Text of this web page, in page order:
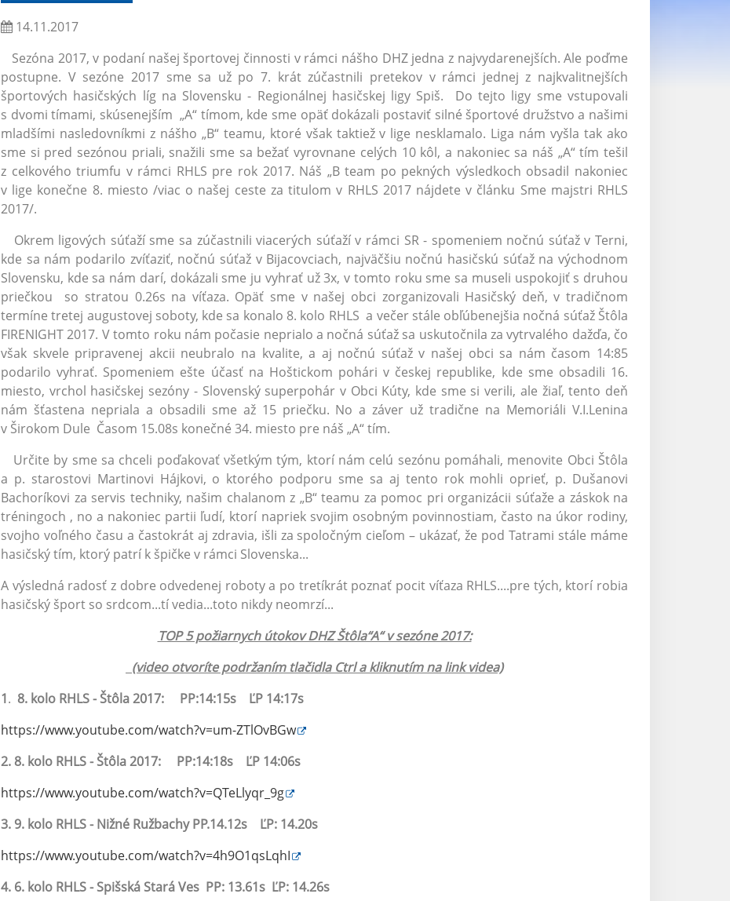
14.11.2017
Sezóna 2017, v podaní našej športovej činnosti v rámci nášho DHZ jedna z najvydarenejších. Ale poďme
postupne. V sezóne 2017 sme sa už po 7. krát zúčastnili pretekov v rámci jednej z najkvalitnejších
športových hasičských líg na Slovensku - Regionálnej hasičskej ligy Spiš. Do tejto ligy sme vstupovali
s dvomi tímami, skúsenejším „A“ tímom, kde sme opäť dokázali postaviť silné športové družstvo a našimi
mladšími nasledovníkmi z nášho „B“ teamu, ktoré však taktiež v lige nesklamalo. Liga nám vyšla tak ako
sme si pred sezónou priali, snažili sme sa bežať vyrovnane celých 10 kôl, a nakoniec sa náš „A“ tím tešil
z celkového triumfu v rámci RHLS pre rok 2017. Náš „B team po pekných výsledkoch obsadil nakoniec
v lige konečne 8. miesto /viac o našej ceste za titulom v RHLS 2017 nájdete v článku Sme majstri RHLS
2017/.
Okrem ligových súťaží sme sa zúčastnili viacerých súťaží v rámci SR - spomeniem nočnú súťaž v Terni,
kde sa nám podarilo zvíťaziť, nočnú súťaž v Bijacovciach, najväčšiu nočnú hasičskú súťaž na východnom
Slovensku, kde sa nám darí, dokázali sme ju vyhrať už 3x, v tomto roku sme sa museli uspokojiť s druhou
priečkou so stratou 0.26s na víťaza. Opäť sme v našej obci zorganizovali Hasičský deň, v tradičnom
termíne tretej augustovej soboty, kde sa konalo 8. kolo RHLS a večer stále obľúbenejšia nočná súťaž Štôla
FIRENIGHT 2017. V tomto roku nám počasie neprialo a nočná súťaž sa uskutočnila za vytrvalého dažďa, čo
však skvele pripravenej akcii neubralo na kvalite, a aj nočnú súťaž v našej obci sa nám časom 14:85
podarilo vyhrať. Spomeniem ešte účasť na Hoštickom pohári v českej republike, kde sme obsadili 16.
miesto, vrchol hasičskej sezóny - Slovenský superpohár v Obci Kúty, kde sme si verili, ale žiaľ, tento deň
nám šťastena nepriala a obsadili sme až 15 priečku. No a záver už tradične na Memoriáli V.I.Lenina
v Širokom Dule Časom 15.08s konečné 34. miesto pre náš „A“ tím.
Určite by sme sa chceli poďakovať všetkým tým, ktorí nám celú sezónu pomáhali, menovite Obci Štôla
a p. starostovi Martinovi Hájkovi, o ktorého podporu sme sa aj tento rok mohli oprieť, p. Dušanovi
Bachoríkovi za servis techniky, našim chalanom z „B“ teamu za pomoc pri organizácii súťaže a záskok na
tréningoch , no a nakoniec partii ľudí, ktorí napriek svojim osobným povinnostiam, často na úkor rodiny,
svojho voľného času a častokrát aj zdravia, išli za spoločným cieľom – ukázať, že pod Tatrami stále máme
hasičský tím, ktorý patrí k špičke v rámci Slovenska...
A výsledná radosť z dobre odvedenej roboty a po tretíkrát poznať pocit víťaza RHLS....pre tých, ktorí robia
hasičský šport so srdcom...tí vedia...toto nikdy neomrzí...
TOP 5 požiarnych útokov DHZ Štôla“A“ v sezóne 2017:
(video otvoríte podržaním tlačidla Ctrl a kliknutím na link videa)
1. 8. kolo RHLS - Štôla 2017: PP:14:15s ĽP 14:17s
https://www.youtube.com/watch?v=um-ZTlOvBGw
2. 8. kolo RHLS - Štôla 2017: PP:14:18s
ĽP 14:06s
https://www.youtube.com/watch?v=QTeLlyqr_9g
3. 9. kolo RHLS - Nižné Ružbachy PP.14.12s ĽP: 14.20s
https://www.youtube.com/watch?v=4h9O1qsLqhI
4. 6. kolo RHLS - Spišská Stará Ves PP: 13.61s ĽP: 14.26s